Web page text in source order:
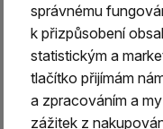
Malachitje jeden z
zelených minerálů,
slovamalache,
ve starověkém
využíván k výrobě
správnému
k přizpůsobení
statistickým a
tlačítko přijímám
a zpracováním a
zážitek z